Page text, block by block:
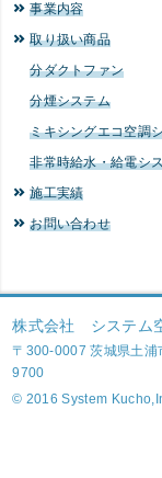
事業内容
取り扱い商品
分ダクトファン
分煙システム
ミキシングエコ空調
非常時給水・給電シ
施工実績
お問い合わせ
株式会社 システム
〒300-0007 茨城県土
9700
© 2016 System